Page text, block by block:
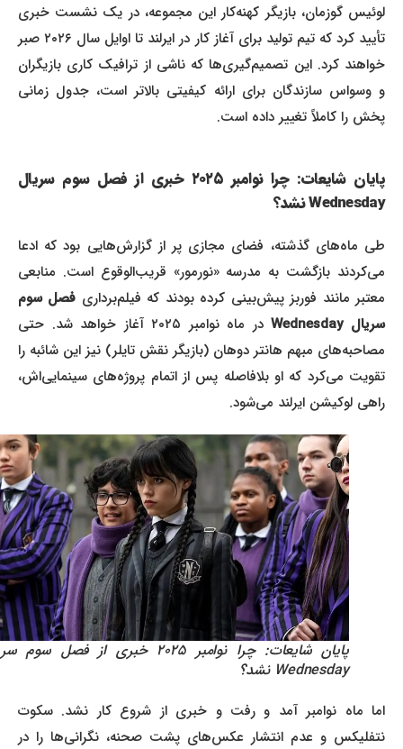
لوئیس گوزمان، بازیگر کهنه‌کار این مجموعه، در یک نشست خبری
تأیید کرد که تیم تولید برای آغاز کار در ایرلند تا اوایل سال ۲۰۲۶ صبر
خواهند کرد. این تصمیم‌گیری‌ها که ناشی از ترافیک کاری بازیگران
و وسواس سازندگان برای ارائه کیفیتی بالاتر است، جدول زمانی
پخش را کاملاً تغییر داده است.
پایان شایعات: چرا نوامبر ۲۰۲۵ خبری از فصل سوم سریال
Wednesday نشد؟
طی ماه‌های گذشته، فضای مجازی پر از گزارش‌هایی بود که ادعا
می‌کردند بازگشت به مدرسه «نورمور» قریب‌الوقوع است. منابعی
معتبر مانند فوربز پیش‌بینی کرده بودند که فیلم‌برداریفصل سوم
سریال Wednesday
در ماه نوامبر ۲۰۲۵ آغاز خواهد شد. حتی
مصاحبه‌های مبهم هانتر دوهان (بازیگر نقش تایلر) نیز این شائبه را
تقویت می‌کرد که او بلافاصله پس از اتمام پروژه‌های سینمایی‌اش،
راهی لوکیشن ایرلند می‌شود.
پایان شایعات: چرا نوامبر ۲۰۲۵ خبری از فصل سوم سریال
Wednesday نشد؟
اما ماه نوامبر آمد و رفت و خبری از شروع کار نشد. سکوت
نتفلیکس و عدم انتشار عکس‌های پشت صحنه، نگرانی‌ها را در